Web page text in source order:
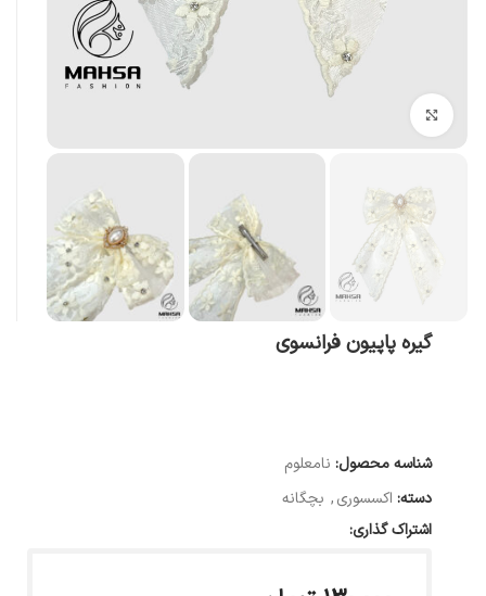
گیره پاپیون فرانسوی
شناسه محصول: نامعلوم
دسته: اکسسوری, بچگانه
اشتراک گذاری: